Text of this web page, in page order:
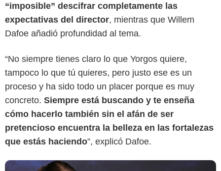
“imposible” descifrar completamente las
expectativas del director, mientras que Willem
Dafoe añadió profundidad al tema.
“No siempre tienes claro lo que Yorgos quiere,
tampoco lo que tú quieres, pero justo ese es un
proceso y ha sido todo un placer porque es muy
concreto. Siempre está buscando y te enseña
cómo hacerlo también sin el afán de ser
pretencioso encuentra la belleza en las fortalezas
que estás haciendo”, explicó Dafoe.